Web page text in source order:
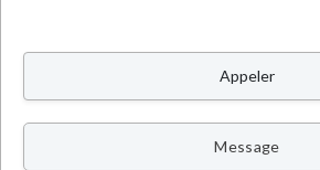
Appeler
Message